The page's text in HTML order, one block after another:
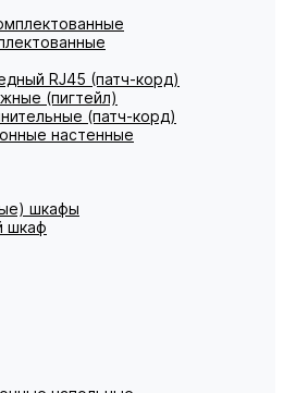
RJ45 (патч-корд)
(пигтейл)
(патч-корд)
настенные
шкафы
шкаф